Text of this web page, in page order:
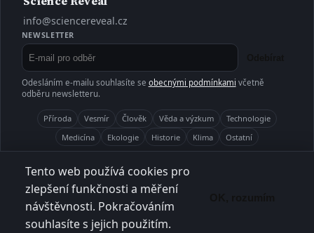
info@sciencereveal.cz
NEWSLETTER
Odesláním e-mailu souhlasíte se obecnými podmínkami včetně
odběru newsletteru.
Příroda Vesmír Člověk Věda a výzkum
Technologie
Medicína
Ekologie Historie Klima Ostatní
O projektu Kontakt Články
Obecné podmínky
Ochrana soukromí
© 2026 ScienceReveal.cz
Tento web používá cookies pro
zlepšení funkčnosti a měření
návštěvnosti. Pokračováním
souhlasíte s jejich použitím.